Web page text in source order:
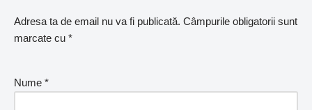
Adresa ta de email nu va fi publicată. Câmpurile obligatorii sunt
marcate cu *
Nume *